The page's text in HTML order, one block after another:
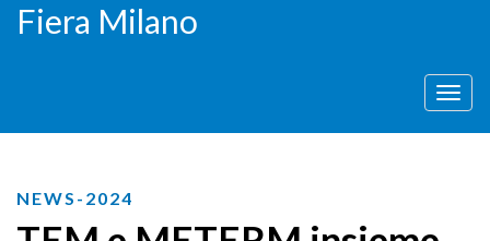
Fiera Milano
Menù
NEWS-2024